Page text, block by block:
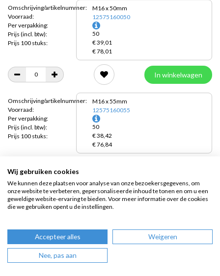
Omschrijving/artikelnummer:
Voorraad:
Per verpakking:
Prijs (incl. btw):
Prijs 100 stuks:
M16 x 50mm
12575160050
50
€ 39,01
€ 78,01
In winkelwagen
Omschrijving/artikelnummer:
Voorraad:
Per verpakking:
Prijs (incl. btw):
Prijs 100 stuks:
M16 x 55mm
12575160055
50
€ 38,42
€ 76,84
Omschrijving/artikelnummer:
Voorraad:
Per verpakking:
Prijs 100 stuks:
M16 x 60mm
12575160060
€ 44,49
Wij gebruiken cookies
We kunnen deze plaatsen voor analyse van onze bezoekersgegevens, om
onze website te verbeteren, gepersonaliseerde inhoud te tonen en om u een
geweldige website-ervaring te bieden. Voor meer informatie over de cookies
die we gebruiken opent u de instellingen.
Accepteer alles Weigeren
Nee, pas aan